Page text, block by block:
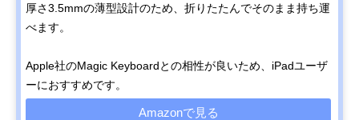
厚さ3.5mmの薄型設計のため、折りたたんでそのまま持ち運
べます。
Apple社のMagic Keyboardとの相性が良いため、iPadユーザ
ーにおすすめです。
Amazonで見る